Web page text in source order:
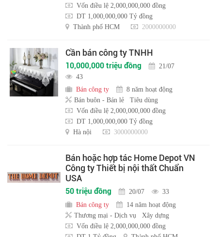
Vốn điều lệ 2,000,000,000 đồng
DT 1,000,000,000 Tỷ đồng
Thành phố HCM
2000000000
Cần bán công ty TNHH
10,000,000 triệu đồng
21/07
43
Bán công ty
8 năm hoạt động
Bán buôn - Bán lẻ
Tiêu dùng
Vốn điều lệ 2,000,000,000 đồng
DT 1,000,000,000 Tỷ đồng
Hà nội
3000000000
Bán hoặc hợp tác Home Depot VN
Công ty Thiết bị nội thất Chuẩn
USA
50 triệu đồng 20/07
33
Bán công ty
14 năm hoạt động
Thương mại - Dịch vụ
Xây dựng
Vốn điều lệ 2,000,000,000 đồng